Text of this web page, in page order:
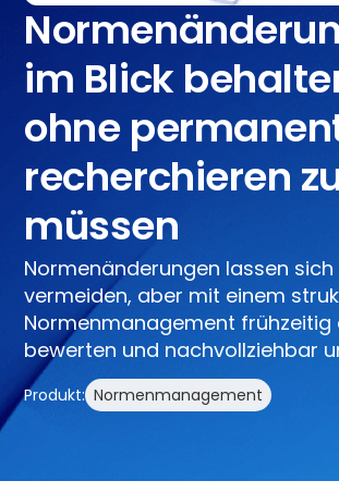
im Blick
ohne
recherchieren
müssen
Normenänderungen lassen
vermeiden, aber mit einem
Normenmanagement frühzeitig
bewerten und nachvollziehbar
Produkt: Normenmanagement